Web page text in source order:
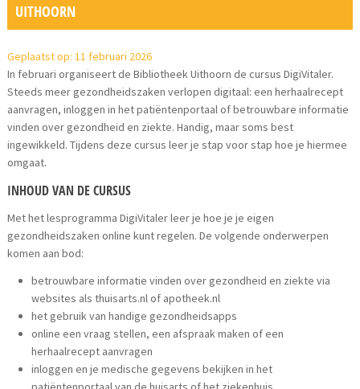
UITHOORN
Geplaatst op: 11 februari 2026
In februari organiseert de Bibliotheek Uithoorn de cursus DigiVitaler.
Steeds meer gezondheidszaken verlopen digitaal: een herhaalrecept
aanvragen, inloggen in het patiëntenportaal of betrouwbare informatie
vinden over gezondheid en ziekte. Handig, maar soms best
ingewikkeld. Tijdens deze cursus leer je stap voor stap hoe je hiermee
omgaat.
INHOUD VAN DE CURSUS
Met het lesprogramma DigiVitaler leer je hoe je je eigen
gezondheidszaken online kunt regelen. De volgende onderwerpen
komen aan bod:
betrouwbare informatie vinden over gezondheid en ziekte via
websites als thuisarts.nl of apotheek.nl
het gebruik van handige gezondheidsapps
online een vraag stellen, een afspraak maken of een
herhaalrecept aanvragen
inloggen en je medische gegevens bekijken in het